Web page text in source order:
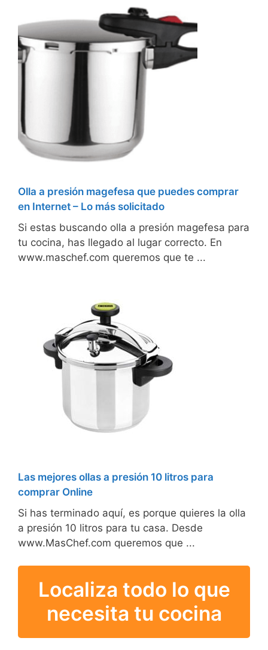
Olla a presión magefesa que puedes comprar
en Internet – Lo más solicitado
Si estas buscando olla a presión magefesa para
tu cocina, has llegado al lugar correcto. En
www.maschef.com queremos que te ...
Las mejores ollas a presión 10 litros para
comprar Online
Si has terminado aquí, es porque quieres la olla
a presión 10 litros para tu casa. Desde
www.MasChef.com queremos que ...
Localiza todo lo que
necesita tu cocina